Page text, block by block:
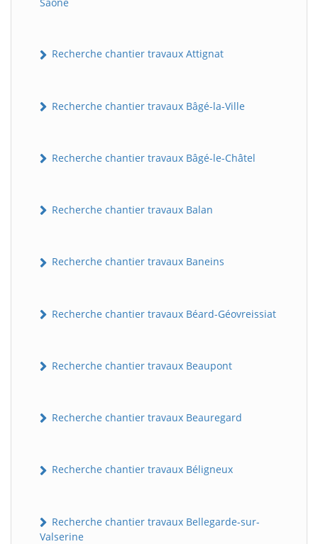
Recherche chantier travaux Attignat
Recherche chantier travaux Bâgé-la-Ville
Recherche chantier travaux Bâgé-le-Châtel
Recherche chantier travaux Balan
Recherche chantier travaux Baneins
Recherche chantier travaux Béard-Géovreissiat
Recherche chantier travaux Beaupont
Recherche chantier travaux Beauregard
Recherche chantier travaux Béligneux
Recherche chantier travaux Bellegarde-sur-
Valserine